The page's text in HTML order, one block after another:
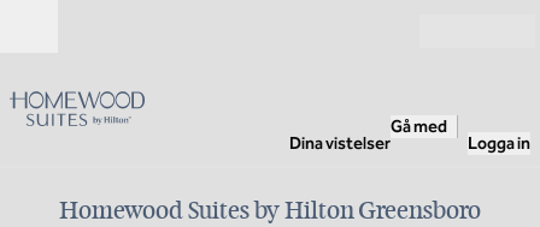
Dina vistelser
Gå med
Logga in
Homewood Suites by Hilton Greensboro